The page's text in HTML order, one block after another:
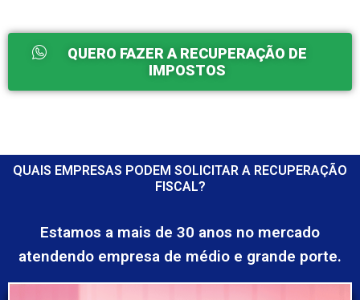
QUERO FAZER A RECUPERAÇÃO DE
IMPOSTOS
QUAIS EMPRESAS PODEM SOLICITAR A RECUPERAÇÃO
FISCAL?
Estamos a mais de 30 anos no mercado
atendendo empresa de médio e grande porte.